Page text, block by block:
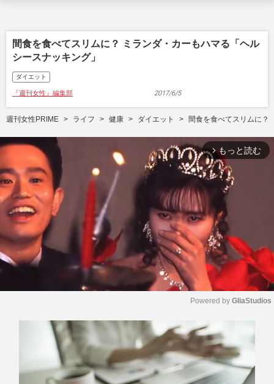
間食を食べてスリムに？ ミランダ・カーもハマる「ヘル
シースナッキング」
ダイエット
『週刊女性』編集部 2017/6/5
週刊女性PRIME ライフ 健康 ダイエット 間食を食べてスリムに？
arrow_forward_ios もっと読む
t
e
Powered by GliaStudios